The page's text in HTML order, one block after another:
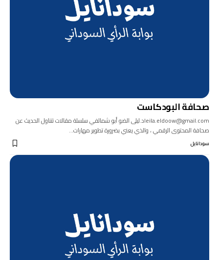
صحافة البودكاست
leila.eldoow@gmail.comد.ليلى الضو أبو شمالفي سلسلة مقالات تتناول الحديث عن
صحافة المحتوى الرقمي ، والذي يعني بضرورة تطوير مهارات…
سودانايل